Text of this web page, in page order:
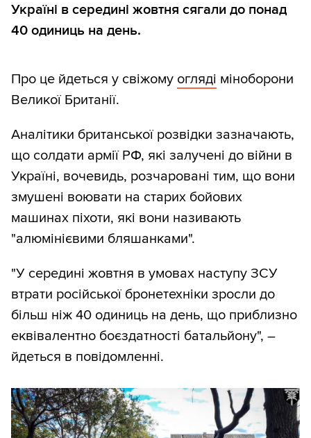
Україні в середині жовтня сягали до понад
40 одиниць на день.
Про це йдеться у свіжому огляді міноборони
Великої Британії.
Аналітики британської розвідки зазначають,
що солдати армії РФ, які залучені до війни в
Україні, вочевидь, розчаровані тим, що вони
змушені воювати на старих бойових
машинах піхоти, які вони називають
"алюмінієвими бляшанками".
"У середині жовтня в умовах наступу ЗСУ
втрати російської бронетехніки зросли до
більш ніж 40 одиниць на день, що приблизно
еквівалентно боєздатності батальйону", –
йдеться в повідомленні.